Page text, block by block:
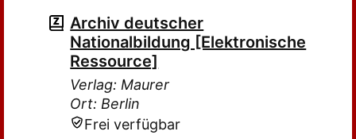
Archiv deutscher
Nationalbildung [Elektronische
Ressource]
Verlag: Maurer
Ort: Berlin
Frei verfügbar